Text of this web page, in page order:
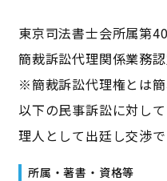
東京司法書士会所属第
簡裁訴訟代理関係業務
※簡裁訴訟代理権とは
以下の民事訴訟に対し
理人として出廷し交渉
所属・著書・資格等